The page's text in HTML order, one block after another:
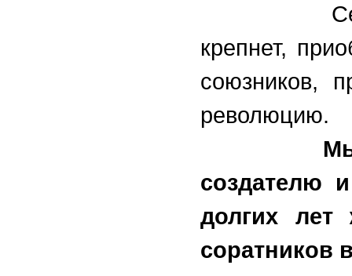
Сегодня
крепнет,
союзников,
революцию.
создателю
долгих лет
соратников